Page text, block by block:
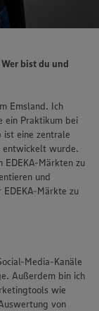
bist du und
Emsland. Ich
ein Praktikum bei
ist eine zentrale
entwickelt wurde.
EDEKA-Märkten zu
und
Märkte zu
Media-Kanäle
Außerdem bin ich
wie
von